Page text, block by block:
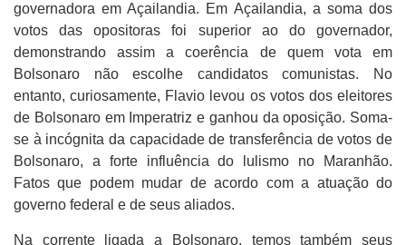
governadora em Açailandia. Em Açailandia, a soma dos
votos das opositoras foi superior ao do governador,
demonstrando assim a coerência de quem vota em
Bolsonaro não escolhe candidatos comunistas. No
entanto, curiosamente, Flavio levou os votos dos eleitores
de Bolsonaro em Imperatriz e ganhou da oposição. Soma-
se à incógnita da capacidade de transferência de votos de
Bolsonaro, a forte influência do lulismo no Maranhão.
Fatos que podem mudar de acordo com a atuação do
governo federal e de seus aliados.
Na corrente ligada a Bolsonaro, temos também seus